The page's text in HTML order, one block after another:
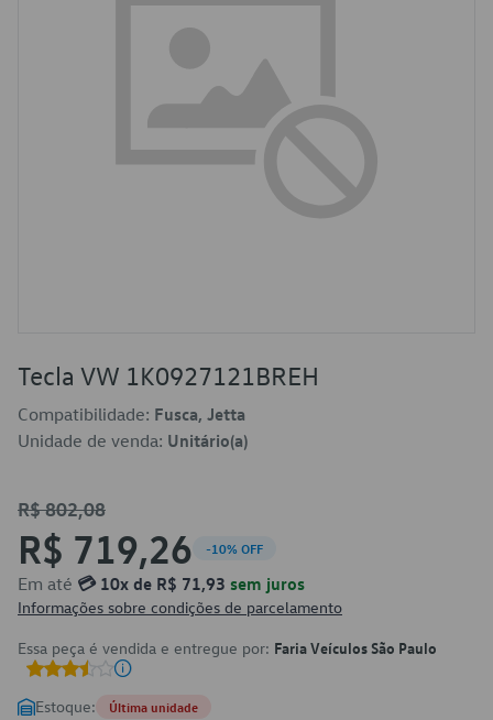
Tecla VW 1K0927121BREH
Compatibilidade: Fusca, Jetta
Unidade de venda: Unitário(a)
R$ 802,08
R$ 719,26 -10% OFF
Em até 💳 10x de R$ 71,93 sem juros
Informações sobre condições de parcelamento
Essa peça é vendida e entregue por: Faria Veículos São Paulo
Estoque: Última unidade